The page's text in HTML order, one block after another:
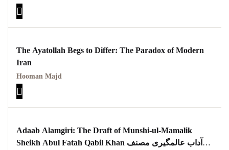
مسلمانوں کا تابناک ماضی اور روس
The Ayatollah Begs to Differ: The Paradox of Modern
Iran
Hooman Majd
Adaab Alamgiri: The Draft of Munshi-ul-Mamalik
Sheikh Abul Fatah Qabil Khan آداب عالمگیری مصنف